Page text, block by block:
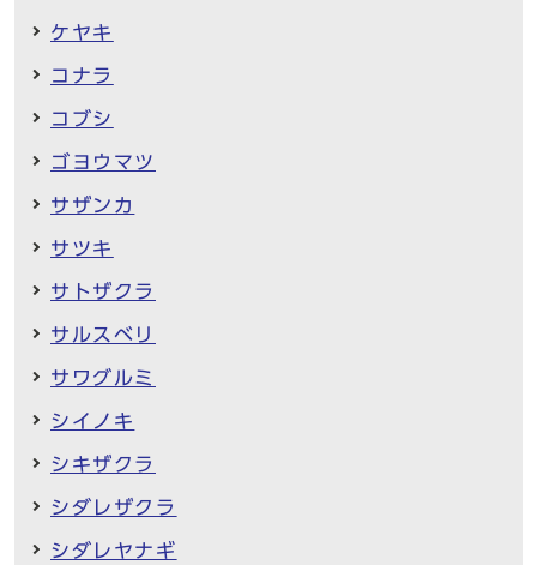
ケヤキ
コナラ
コブシ
ゴヨウマツ
サザンカ
サツキ
サトザクラ
サルスベリ
サワグルミ
シイノキ
シキザクラ
シダレザクラ
シダレヤナギ